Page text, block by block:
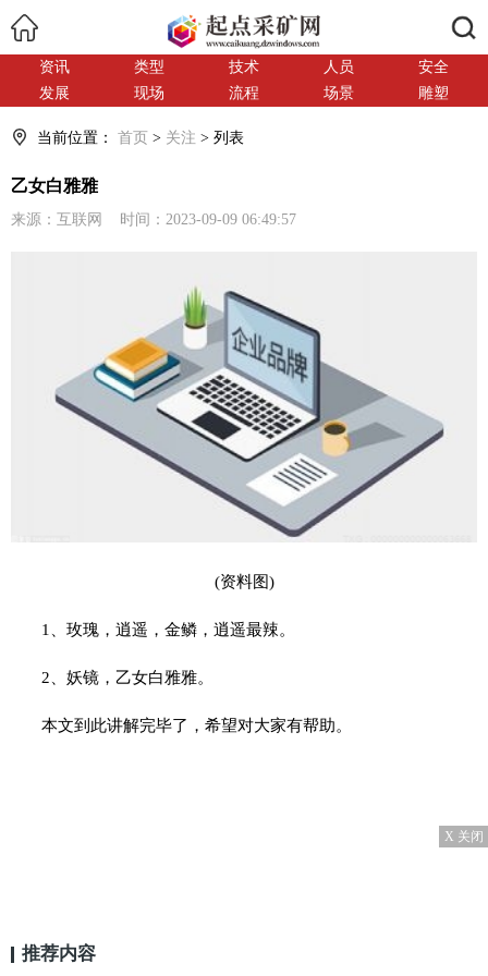
资讯 类型 技术 人员
安全
发展
现场 流程 场景 雕塑
当前位置： 首页 > 关注 > 列表
乙女白雅雅
来源：互联网 时间：2023-09-09 06:49:57
(资料图)
1、玫瑰，逍遥，金鳞，逍遥最辣。
2、妖镜，乙女白雅雅。
本文到此讲解完毕了，希望对大家有帮助。
X 关闭
推荐内容